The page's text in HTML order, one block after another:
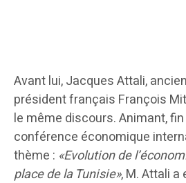
Avant lui, Jacques Attali,
président français François
le même discours. Animant,
conférence économique
thème : «Evolution de
place de la Tunisie», M. Attali a